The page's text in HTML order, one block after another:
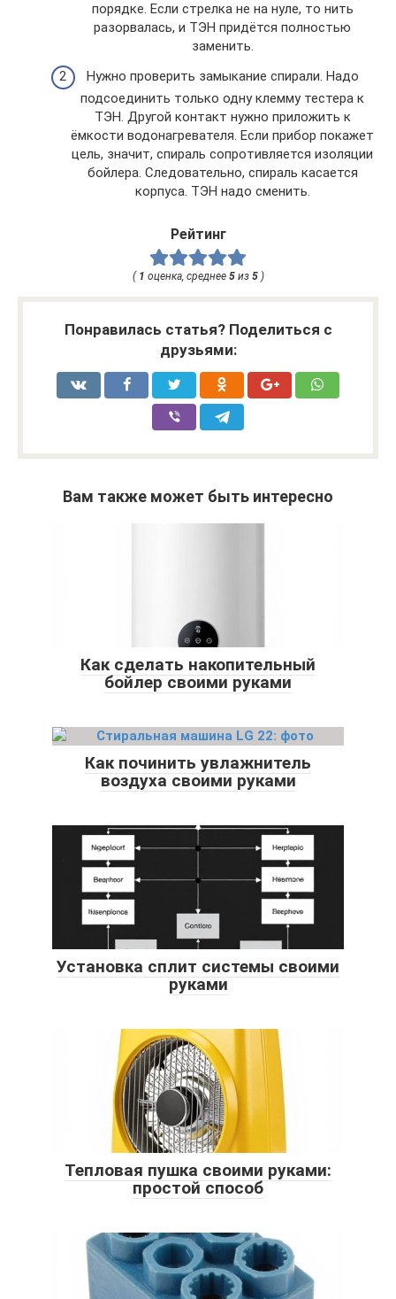
порядке. Если стрелка не на нуле, то нить
разорвалась, и ТЭН придётся полностью
заменить.
Нужно проверить замыкание спирали. Надо
подсоединить только одну клемму тестера к
ТЭН. Другой контакт нужно приложить к
ёмкости водонагревателя. Если прибор покажет
цель, значит, спираль сопротивляется изоляции
бойлера. Следовательно, спираль касается
корпуса. ТЭН надо сменить.
Рейтинг
( 1 оценка, среднее 5из 5)
Понравилась статья? Поделиться с
друзьями:
Вам также может быть интересно
Как сделать накопительный
бойлер своими руками
Как починить увлажнитель
воздуха своими руками
Установка сплит системы своими
руками
Тепловая пушка своими руками:
простой способ